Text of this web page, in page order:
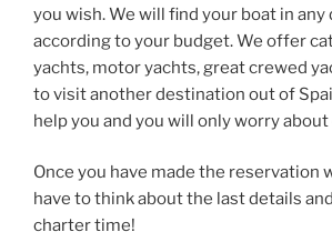
you wish. We will find your boat in
according to your budget. We offer
yachts, motor yachts, great crewed
to visit another destination out of
help you and you will only worry about
Once you have made the reservation
have to think about the last details
charter time!